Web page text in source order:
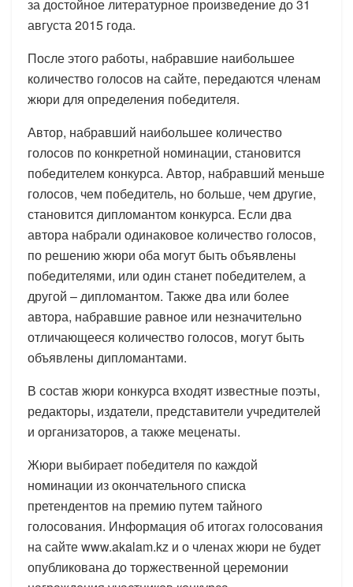
за достойное литературное произведение до 31
августа 2015 года.
После этого работы, набравшие наибольшее
количество голосов на сайте, передаются членам
жюри для определения победителя.
Автор, набравший наибольшее количество
голосов по конкретной номинации, становится
победителем конкурса. Автор, набравший меньше
голосов, чем победитель, но больше, чем другие,
становится дипломантом конкурса. Если два
автора набрали одинаковое количество голосов,
по решению жюри оба могут быть объявлены
победителями, или один станет победителем, а
другой – дипломантом. Также два или более
автора, набравшие равное или незначительно
отличающееся количество голосов, могут быть
объявлены дипломантами.
В состав жюри конкурса входят известные поэты,
редакторы, издатели, представители учредителей
и организаторов, а также меценаты.
Жюри выбирает победителя по каждой
номинации из окончательного списка
претендентов на премию путем тайного
голосования. Информация об итогах голосования
на сайте www.akalam.kz и о членах жюри не будет
опубликована до торжественной церемонии